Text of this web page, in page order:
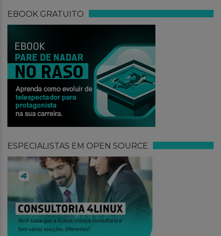
EBOOK GRATUITO
ESPECIALISTAS EM OPEN SOURCE